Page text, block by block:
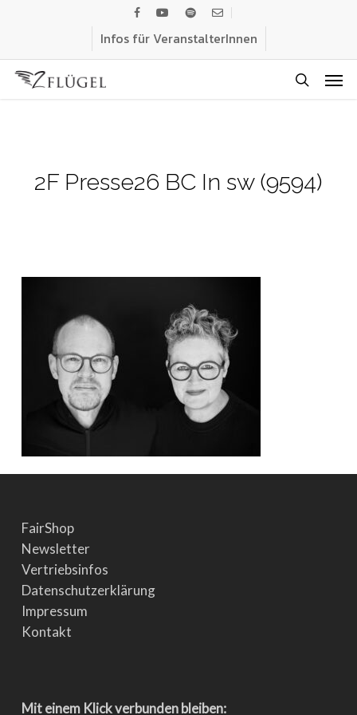
content
facebook
youtubespotifyemail
Infos für VeranstalterInnen
2F Presse26 BC In sw (9594)
FairShop
Newsletter
Vertriebsinfos
Datenschutzerklärung
Impressum
Kontakt
Mit einem Klick verbunden bleiben: